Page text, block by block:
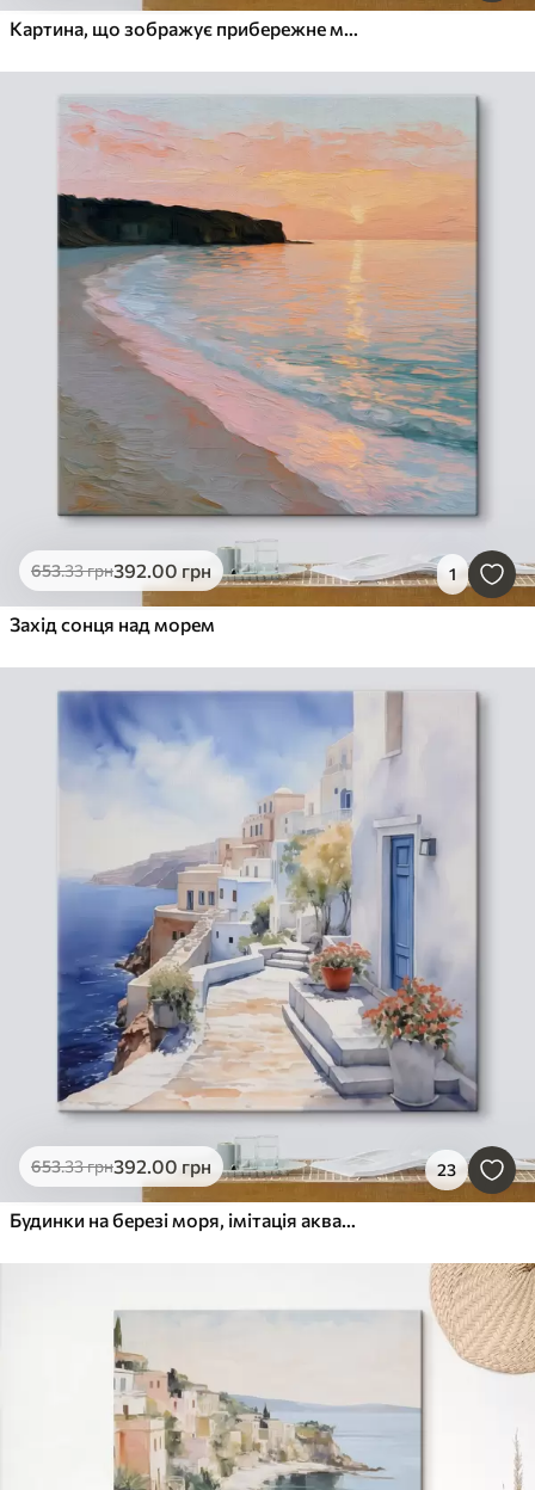
Картина, що зображує прибережне містечко
653.33грн392.00 грн 1
Захід сонця над морем
653.33грн392.00 грн 23
Будинки на березі моря, імітація акварелі